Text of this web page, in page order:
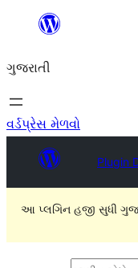
કંટેન્ટ(લખાણ)
જાઓ
ગુજરાતી
વર્ડપ્રેસ મેળવો
Plugin
આ પ્લગિન હજી સુધી